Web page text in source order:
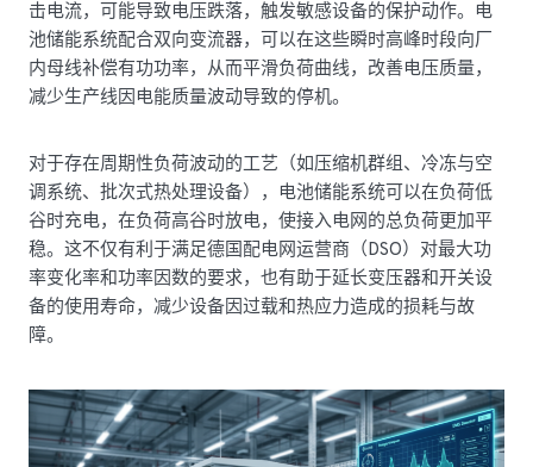
击电流，可能导致电压跌落，触发敏感设备的保护动作。电
池储能系统配合双向变流器，可以在这些瞬时高峰时段向厂
内母线补偿有功功率，从而平滑负荷曲线，改善电压质量，
减少生产线因电能质量波动导致的停机。
对于存在周期性负荷波动的工艺（如压缩机群组、冷冻与空
调系统、批次式热处理设备），电池储能系统可以在负荷低
谷时充电，在负荷高谷时放电，使接入电网的总负荷更加平
稳。这不仅有利于满足德国配电网运营商（DSO）对最大功
率变化率和功率因数的要求，也有助于延长变压器和开关设
备的使用寿命，减少设备因过载和热应力造成的损耗与故
障。